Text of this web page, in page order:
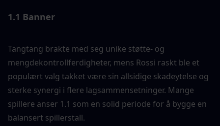
1.1 Banner
Tangtang brakte med seg unike støtte- og
mengdekontrollferdigheter, mens Rossi raskt ble et
populært valg takket være sin allsidige skadeytelse og
sterke synergi i flere lagsammensetninger. Mange
spillere anser 1.1 som en solid periode for å bygge en
balansert spillerstall.